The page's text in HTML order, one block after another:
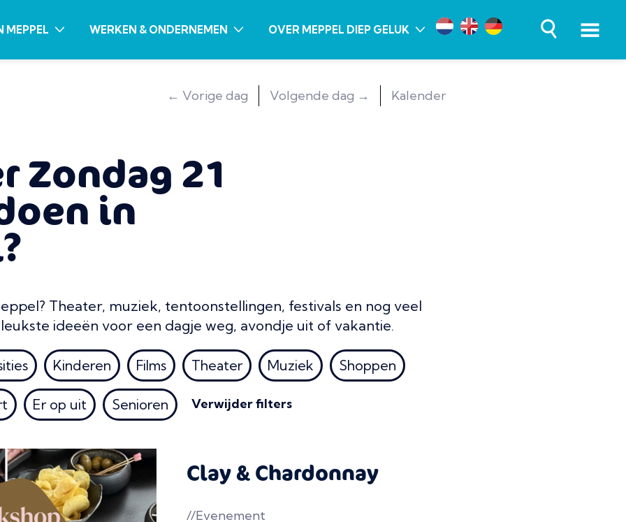
MEPPEL WERKEN & ONDERNEMEN OVER MEPPEL DIEP GELUK
Kalender
Volgende dag →
← Vorige dag
Zondag 21
in
Theater, muziek, tentoonstellingen, festivals en nog veel
ideeën voor een dagje weg, avondje uit of vakantie.
Kinderen Films Theater Muziek Shoppen
Er op uit Senioren Verwijder filters
Clay & Chardonnay
//Evenement